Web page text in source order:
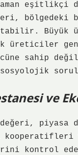
bölgedeki
Büyük
üreticiler
sahip
sosyolojik
ve
piyasa
kontrol